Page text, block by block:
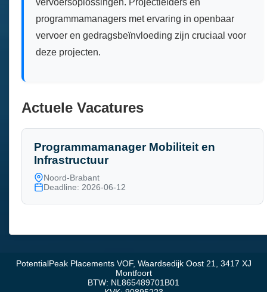
vervoersoplossingen. Projectleiders en
programmamanagers met ervaring in openbaar
vervoer en gedragsbeïnvloeding zijn cruciaal voor
deze projecten.
Actuele Vacatures
Programmamanager Mobiliteit en
Infrastructuur
Noord-Brabant
Deadline: 2026-06-12
PotentialPeak Placements VOF, Waardsedijk Oost 21, 3417 XJ
Montfoort
BTW: NL865489701B01